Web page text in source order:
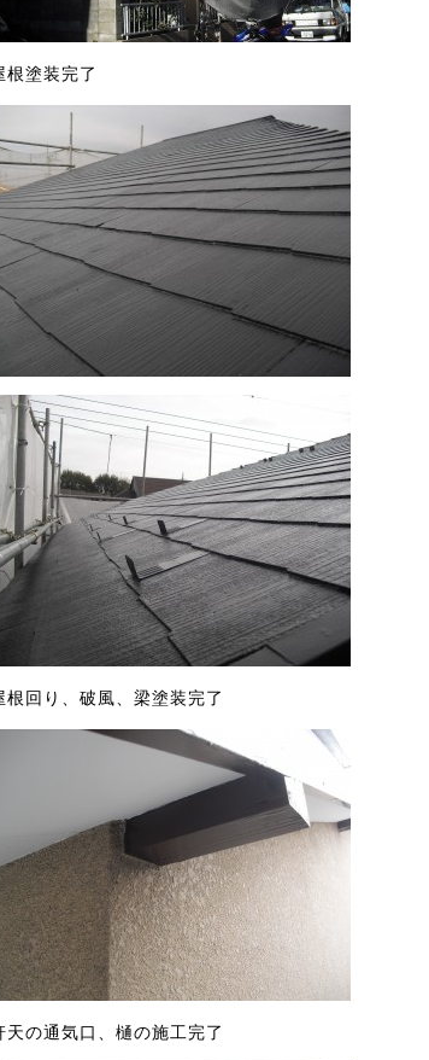
根塗装完了
根回り、破風、梁塗装完了
天の通気口、樋の施工完了